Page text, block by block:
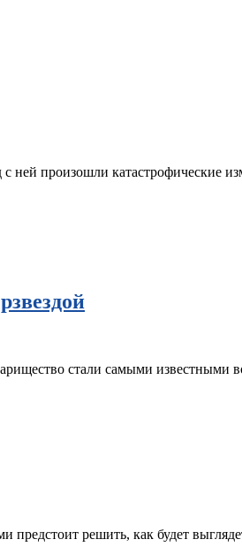
ней произошли катастрофические
стали самыми известными
предстоит решить, как будет